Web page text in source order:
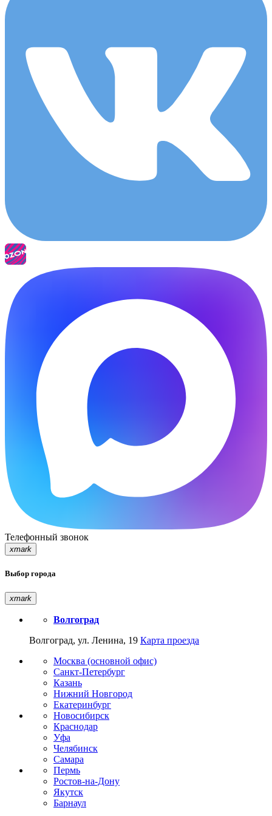
Телефонный звонок
xmark
Выбор города
xmark
Волгоград
Волгоград, ул. Ленина, 19 Карта проезда
Москва (основной офис)
Санкт-Петербург
Казань
Нижний Новгород
Екатеринбург
Новосибирск
Краснодар
Уфа
Челябинск
Самара
Пермь
Ростов-на-Дону
Якутск
Барнаул